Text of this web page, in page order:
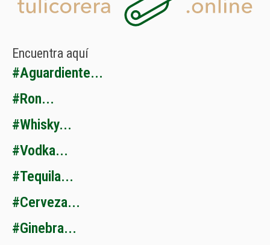
Encuentra aquí
#Aguardiente...
#Ron...
#Whisky...
#Vod ka...
#Tequi a...
#Cerveza...
#Ginebra...